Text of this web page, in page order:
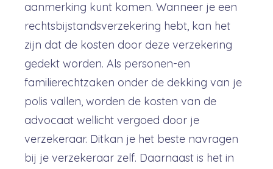
aanmerking kunt komen. Wanneer je een
rechtsbijstandsverzekering hebt, kan het
zijn dat de kosten door deze verzekering
gedekt worden. Als personen-en
familierechtzaken onder de dekking van je
polis vallen, worden de kosten van de
advocaat wellicht vergoed door je
verzekeraar. Ditkan je het beste navragen
bij je verzekeraar zelf. Daarnaast is het in